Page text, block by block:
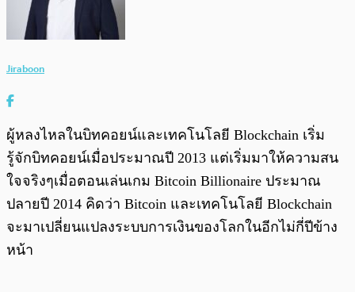
Jiraboon
ผู้หลงไหลในบิทคอยน์และเทคโนโลยี Blockchain เริ่ม
รู้จักบิทคอยน์เมื่อประมาณปี 2013 แต่เริ่มมาให้ความสน
ใจจริงๆเมื่อตอนเล่นเกม Bitcoin Billionaire ประมาณ
ปลายปี 2014 คิดว่า Bitcoin และเทคโนโลยี Blockchain
จะมาเปลี่ยนแปลงระบบการเงินของโลกในอีกไม่กี่ปีข้าง
หน้า